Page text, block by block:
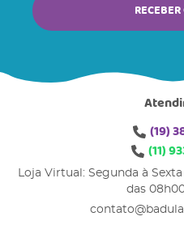
(19)
(11)
Loja Virtual: Segunda à
das